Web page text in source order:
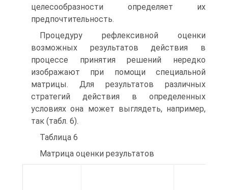
целесообразности определяет их
предпочтительность.
Процедуру рефлексивной оценки
возможных результатов действия в
процессе принятия решений нередко
изображают при помощи специальной
матрицы. Для результатов различных
стратегий действия в определенных
условиях она может выглядеть, например,
так (табл. 6).
Таблица 6
Матрица оценки результатов